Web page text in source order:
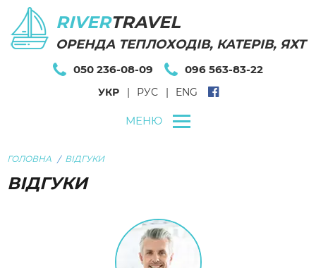
RIVERTRAVEL
ОРЕНДА ТЕПЛОХОДІВ, КАТЕРІВ, ЯХТ
050 236-08-09 096 563-83-22
УКР РУС ENG
МЕНЮ
ГОЛОВНА ВІДГУКИ
ВІДГУКИ